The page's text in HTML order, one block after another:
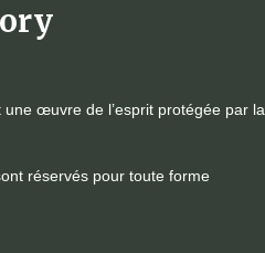
œuvre de l’esprit protégée par la
réservés pour toute forme